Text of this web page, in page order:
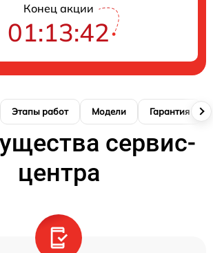
Конец акции
01:13:41
Этапы работ Модели Гарантия
сервис-
центра